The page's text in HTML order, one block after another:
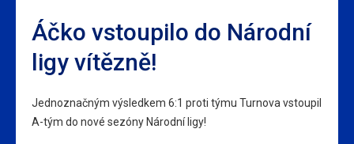
Áčko vstoupilo do Národní
ligy vítězně!
Jednoznačným výsledkem 6:1 proti týmu Turnova vstoupil
A-tým do nové sezóny Národní ligy!